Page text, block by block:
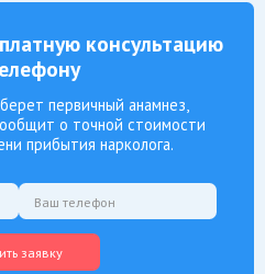
консультацию
первичный анамнез,
о точной стоимости
прибытия нарколога.
заявку